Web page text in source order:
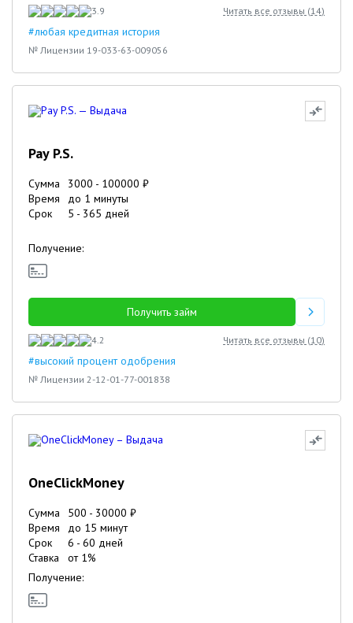
3.9 Читать все отзывы (14)
#любая кредитная история
№ Лицензии 19-033-63-009056
Pay P.S.
Сумма 3000 - 100000 ₽
Время
до 1 минуты
Срок
5 - 365 дней
Получение:
Получить займ
4.2 Читать все отзывы (10)
#высокий процент одобрения
№ Лицензии 2-12-01-77-001838
OneClickMoney
Сумма 500 - 30000 ₽
Время
до 15 минут
Срок
6 - 60 дней
Ставка
от 1%
Получение: